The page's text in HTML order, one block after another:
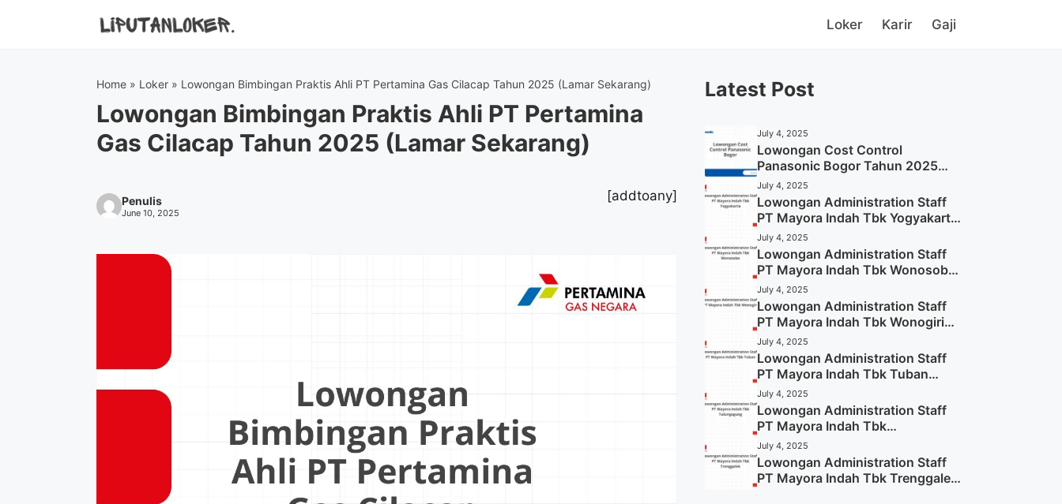
Loker Karir Gaji
Home » Loker » Lowongan Bimbingan Praktis Ahli PT Pertamina Gas Cilacap Tahun 2025 (Lamar Sekarang)
Lowongan Bimbingan Praktis Ahli PT Pertamina
Gas Cilacap Tahun 2025 (Lamar Sekarang)
Penulis
June 10, 2025
[addtoany]
Latest Post
July 4, 2025
Lowongan Cost Control
Panasonic Bogor Tahun 2025
(Lamar Sekarang)
July 4, 2025
Lowongan Administration Staff
PT Mayora Indah Tbk Yogyakarta
Tahun 2025
July 4, 2025
Lowongan Administration Staff
PT Mayora Indah Tbk Wonosobo
Tahun 2025 (Lamar Sekarang)
July 4, 2025
Lowongan Administration Staff
PT Mayora Indah Tbk Wonogiri
Tahun 2025 (Apply Now)
July 4, 2025
Lowongan Administration Staff
PT Mayora Indah Tbk Tuban
Tahun 2025 (Resmi)
July 4, 2025
Lowongan Administration Staff
PT Mayora Indah Tbk
Tulungagung Tahun 2025 (Lamar
Sekarang)
July 4, 2025
Lowongan Administration Staff
PT Mayora Indah Tbk Trenggalek